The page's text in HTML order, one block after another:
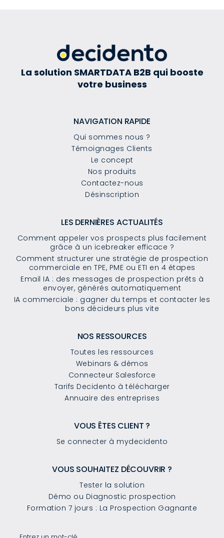
La solution SMARTDATA B2B qui booste
votre business
NAVIGATION RAPIDE
Qui sommes nous ?
Témoignages Clients
Le concept
Nos produits
Contactez-nous
Désinscription
LES DERNIÈRES ACTUALITÉS
Comment appeler vos prospects plus facilement
grâce à un icebreaker efficace ?
Comment structurer une stratégie de prospection
commerciale en TPE, PME ou ETI en 4 étapes
Email IA : des messages de prospection prêts à
envoyer, générés automatiquement
IA commerciale : gagner du temps et contacter les
bons décideurs plus vite
NOS RESSOURCES
Toutes les ressources
Webinars & démos
Connecteur Salesforce
Tarifs Decidento à télécharger
Annuaire des entreprises
VOUS ÊTES CLIENT ?
Se connecter à mydecidento
VOUS SOUHAITEZ DÉCOUVRIR ?
Tester la solution
Démo ou Diagnostic prospection
Formation 7 jours : La Prospection Gagnante